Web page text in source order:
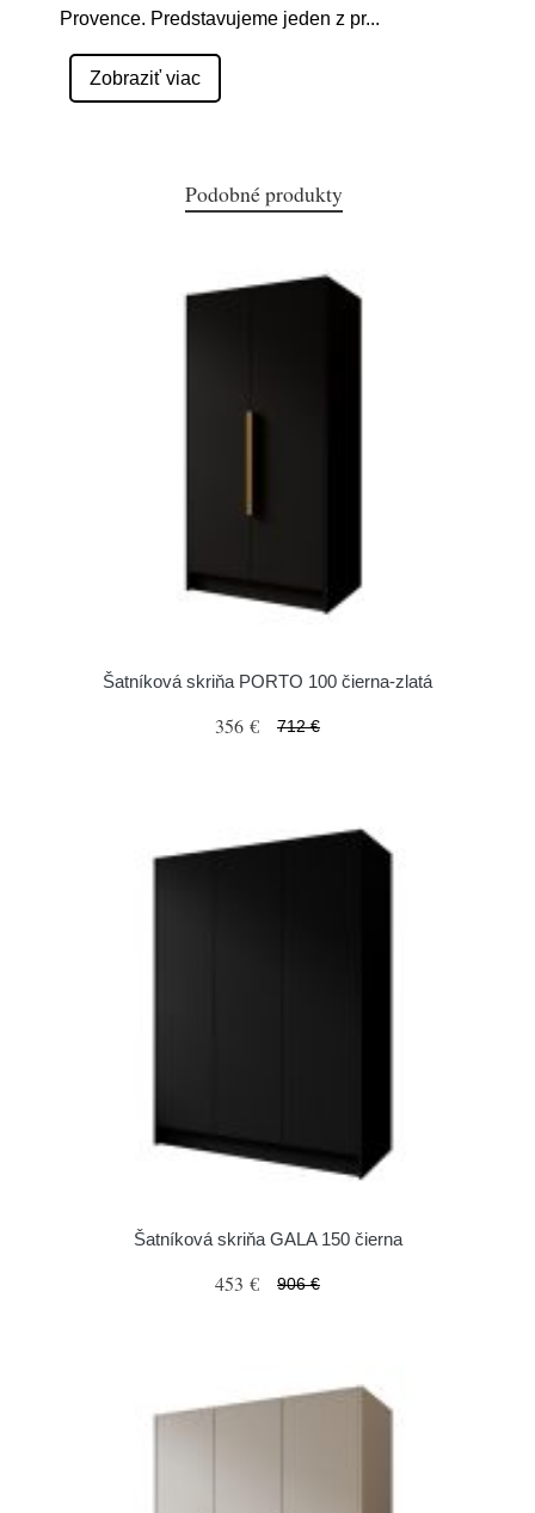
Provence. Predstavujeme jeden z pr...
Zobraziť viac
Podobné produkty
Šatníková skriňa PORTO 100 čierna-zlatá
356 € 712 €
Šatníková skriňa GALA 150 čierna
453 € 906 €